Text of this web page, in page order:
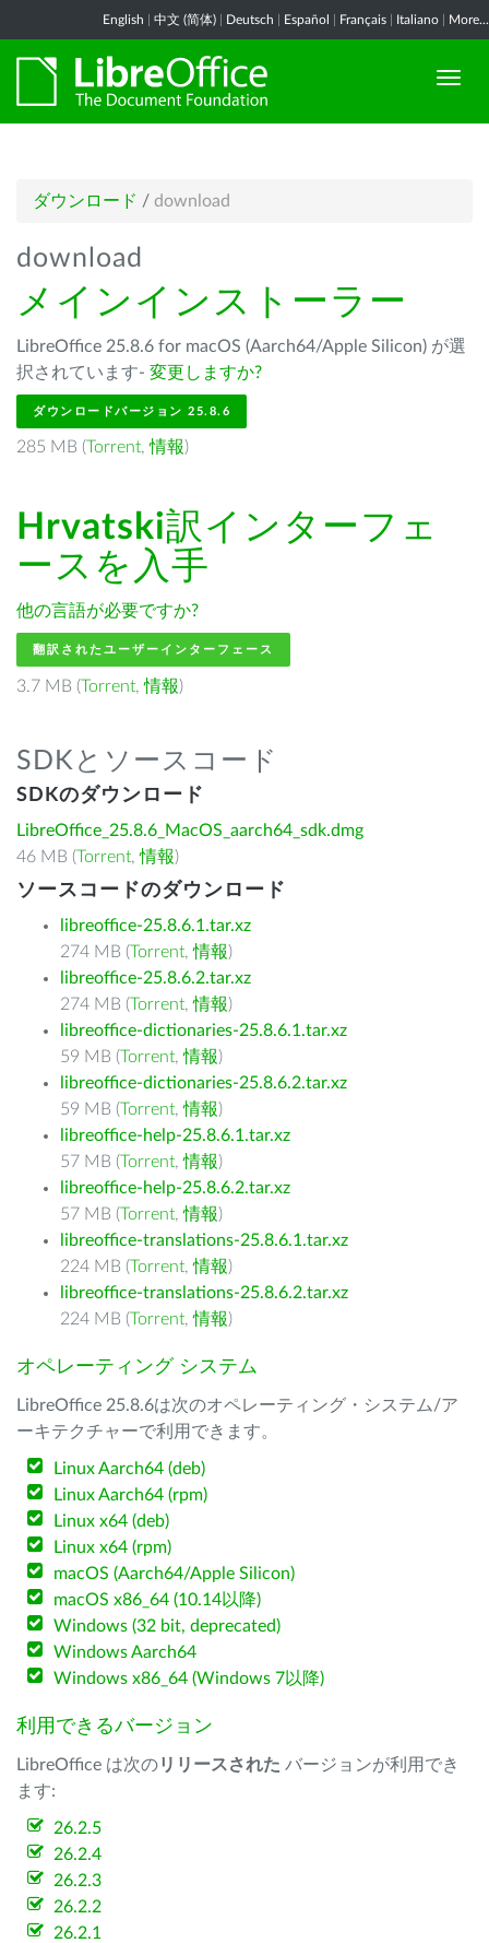
English 中文 (简体) Deutsch Español Français Italiano More...
ダウンロード / download
download
メインインストーラー
LibreOffice 25.8.6 for macOS (Aarch64/Apple Silicon) が選
択されています- 変更しますか?
ダウンロードバージョン 25.8.6
285 MB (Torrent,情報)
Hrvatski訳インターフェ
ースを入手
他の言語が必要ですか?
翻訳されたユーザーインターフェース
3.7 MB (Torrent,情報)
SDKとソースコード
SDKのダウンロード
LibreOffice_25.8.6_MacOS_aarch64_sdk.dmg
46 MB (Torrent,情報)
ソースコードのダウンロード
libreoffice-25.8.6.1.tar.xz
274 MB (Torrent,情報)
libreoffice-25.8.6.2.tar.xz
274 MB (Torrent,情報)
libreoffice-dictionaries-25.8.6.1.tar.xz
59 MB (Torrent,情報)
libreoffice-dictionaries-25.8.6.2.tar.xz
59 MB (Torrent,情報)
libreoffice-help-25.8.6.1.tar.xz
57 MB (Torrent,情報)
libreoffice-help-25.8.6.2.tar.xz
57 MB (Torrent,情報)
libreoffice-translations-25.8.6.1.tar.xz
224 MB (Torrent,情報)
libreoffice-translations-25.8.6.2.tar.xz
224 MB (Torrent,情報)
オペレーティング システム
LibreOffice 25.8.6は次のオペレーティング・システム/ア
ーキテクチャーで利用できます。
Linux Aarch64 (deb)
Linux Aarch64 (rpm)
Linux x64 (deb)
Linux x64 (rpm)
macOS (Aarch64/Apple Silicon)
macOS x86_64 (10.14以降)
Windows (32 bit, deprecated)
Windows Aarch64
Windows x86_64 (Windows 7以降)
利用できるバージョン
LibreOffice は次のリリースされた バージョンが利用でき
ます:
26.2.5
26.2.4
26.2.3
26.2.2
26.2.1